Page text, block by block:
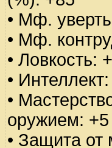
• Мф.
• Мф.
• Ловкость:
•
•
оружием: +5
• Защита от